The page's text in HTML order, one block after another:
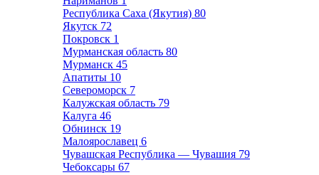
Республика Саха (Якутия) 80
Якутск 72
Покровск 1
Мурманская область 80
Мурманск 45
Апатиты 10
Североморск 7
Калужская область 79
Калуга 46
Обнинск 19
Малоярославец 6
Чувашская Республика — Чувашия 79
Чебоксары 67